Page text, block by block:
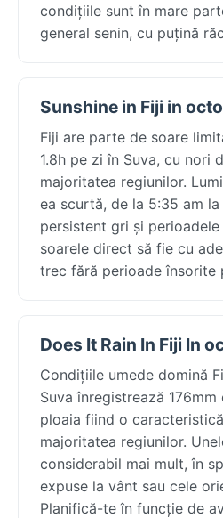
condițiile sunt în mare
general senin, cu puțină
Sunshine in Fiji in
Fiji are parte de soare
1.8h pe zi în Suva, cu nori
majoritatea regiunilor.
ea scurtă, de la 5:35 am
persistent gri și
soarele direct să fie cu
trec fără perioade însorite
Does It Rain In Fiji In
Condițiile umede domină
Suva înregistrează
ploaia fiind o
majoritatea regiunilor.
considerabil mai mult, în
expuse la vânt sau cele
Planifică-te în funcție de